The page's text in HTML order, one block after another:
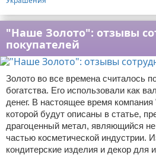
"Наше Золото": отзывы
покупателей
Золото во все времена считалось
богатства. Его использовали как
денег. В настоящее время
которой будут описаны в статье,
драгоценный метал, являющийся
частью косметической индустрии.
кондитерские изделия и декор для